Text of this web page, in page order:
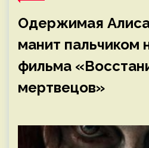
Одержимая
манит пальчиком
фильма
мертвецов»